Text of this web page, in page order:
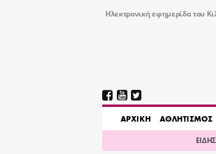
Ηλεκτρονική εφημερίδα του
AΡΧΙΚΗ ΑΘΛΗΤΙΣΜΟΣ